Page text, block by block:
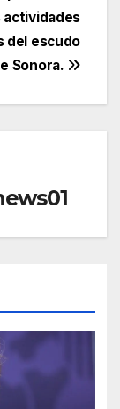
actividades
del escudo
Sonora.